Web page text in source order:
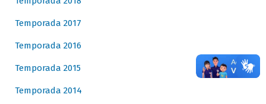
Temporada 2017
Temporada 2016
Temporada 2015
Temporada 2014